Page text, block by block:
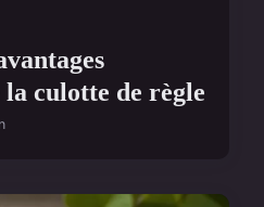
culotte de règle